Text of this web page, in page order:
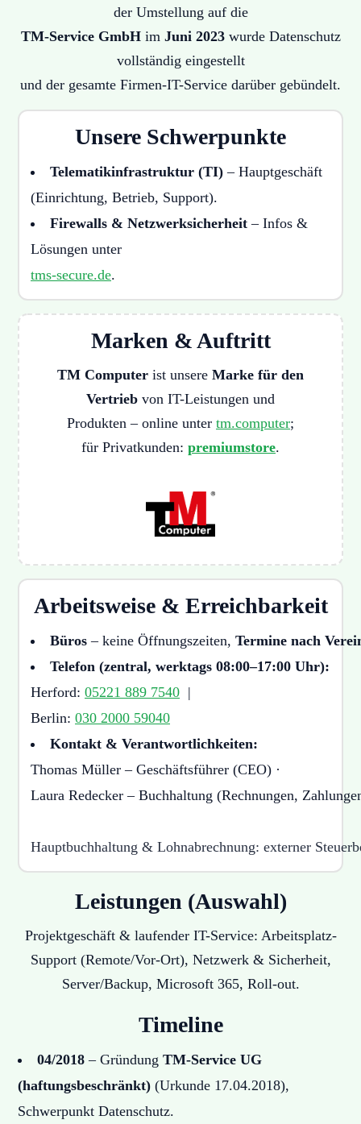
der Umstellung auf die
TM-Service GmbHim Juni 2023wurde Datenschutz
vollständig eingestellt
und der gesamte Firmen-IT-Service darüber gebündelt.
Unsere Schwerpunkte
Telematikinfrastruktur (TI) – Hauptgeschäft
(Einrichtung, Betrieb, Support).
Firewalls & Netzwerksicherheit – Infos &
Lösungen unter
tms-secure.de.
Marken & Auftritt
TM Computer ist unsere Marke für den
Vertrieb von IT-Leistungen und
Produkten – online unter tm.computer;
für Privatkunden: premiumstore.
Arbeitsweise & Erreichbarkeit
Büros – keine Öffnungszeiten, Termine nach
Telefon (zentral, werktags 08:00–17:00 Uhr):
Herford: 05221 889 7540 |
Berlin: 030 2000 59040
Kontakt & Verantwortlichkeiten:
Thomas Müller – Geschäftsführer (CEO) ·
Laura Redecker – Buchhaltung (Rechnungen,
Hauptbuchhaltung & Lohnabrechnung: externer
Leistungen (Auswahl)
Projektgeschäft & laufender IT-Service: Arbeitsplatz-
Support (Remote/Vor-Ort), Netzwerk & Sicherheit,
Server/Backup, Microsoft 365, Roll-out.
Timeline
04/2018 – Gründung TM-Service UG
(haftungsbeschränkt) (Urkunde 17.04.2018),
Schwerpunkt Datenschutz.